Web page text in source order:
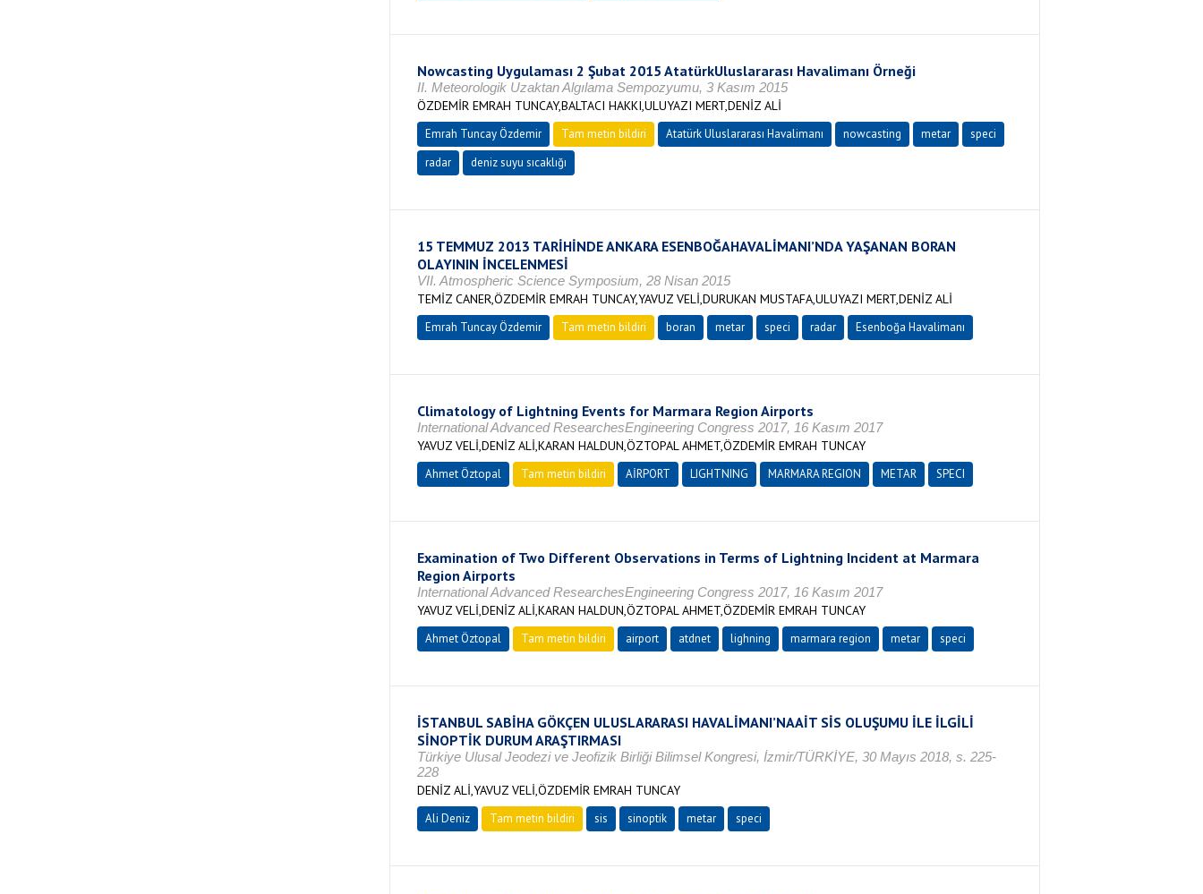
Nowcasting Uygulaması 2 Şubat 2015 AtatürkUluslararası Havalimanı Örneği
II. Meteorologik Uzaktan Algılama Sempozyumu, 3 Kasım 2015
ÖZDEMİR EMRAH TUNCAY,BALTACI HAKKI,ULUYAZI MERT,DENİZ ALİ
Emrah Tuncay Özdemir Tam metin bildiri Atatürk Uluslararası Havalimanı nowcasting metar
speci
radar
deniz suyu sıcaklığı
15 TEMMUZ 2013 TARİHİNDE ANKARA ESENBOĞAHAVALİMANI’NDA YAŞANAN BORAN
OLAYININ İNCELENMESİ
VII. Atmospheric Science Symposium, 28 Nisan 2015
TEMİZ CANER,ÖZDEMİR EMRAH TUNCAY,YAVUZ VELİ,DURUKAN MUSTAFA,ULUYAZI MERT,DENİZ ALİ
Emrah Tuncay Özdemir Tam metin bildiri boran metar speci radar Esenboğa Havalimanı
Climatology of Lightning Events for Marmara Region Airports
International Advanced ResearchesEngineering Congress 2017, 16 Kasım 2017
YAVUZ VELİ,DENİZ ALİ,KARAN HALDUN,ÖZTOPAL AHMET,ÖZDEMİR EMRAH TUNCAY
Ahmet Öztopal Tam metin bildiri AİRPORT LIGHTNING MARMARA REGION METAR SPECI
Examination of Two Different Observations in Terms of Lightning Incident at Marmara
Region Airports
International Advanced ResearchesEngineering Congress 2017, 16 Kasım 2017
YAVUZ VELİ,DENİZ ALİ,KARAN HALDUN,ÖZTOPAL AHMET,ÖZDEMİR EMRAH TUNCAY
Ahmet Öztopal Tam metin bildiri airport atdnet lighning marmara region metar speci
İSTANBUL SABİHA GÖKÇEN ULUSLARARASI HAVALİMANI’NAAİT SİS OLUŞUMU İLE İLGİLİ
SİNOPTİK DURUM ARAŞTIRMASI
Türkiye Ulusal Jeodezi ve Jeofizik Birliği Bilimsel Kongresi, İzmir/TÜRKİYE, 30 Mayıs 2018, s. 225-
228
DENİZ ALİ,YAVUZ VELİ,ÖZDEMİR EMRAH TUNCAY
Ali Deniz Tam metin bildiri sis sinoptik metar speci